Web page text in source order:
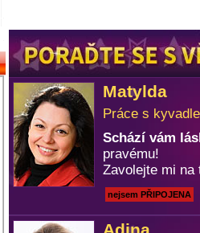
Matylda
Práce s
Schází vám
pravému!
Zavolejte mi
nejsem PŘIPOJENA